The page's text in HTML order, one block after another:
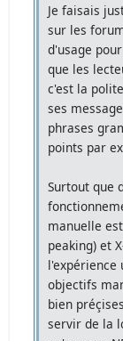
Je faisais
sur les
d'usage
que les
c'est la
ses
phrases
points par
Surtout que
manuelle
peaking) et
l'expérience
objectifs
bien
servir de la